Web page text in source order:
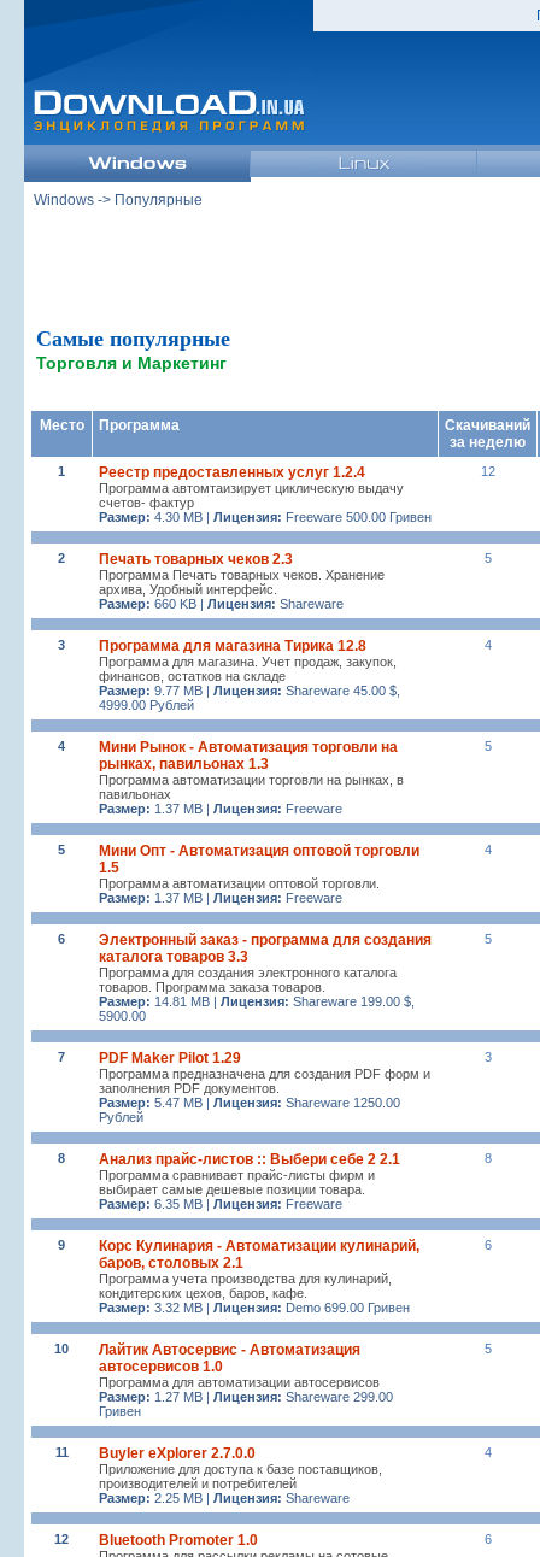
Windows -> Популярные
Самые популярные
Торговля и Маркетинг
Место Программа
Скачиваний
за неделю
1 Реестр предоставленных услуг 1.2.4
Программа автомтаизирует циклическую выдачу
счетов- фактур
Размер: 4.30 MB | Лицензия: Freeware 500.00 Гривен
12
2 Печать товарных чеков 2.3
Программа Печать товарных чеков. Хранение
архива, Удобный интерфейс.
Размер: 660 KB | Лицензия: Shareware
5
3 Программа для магазина Тирика 12.8
Программа для магазина. Учет продаж, закупок,
финансов, остатков на складе
Размер: 9.77 MB | Лицензия: Shareware 45.00 $,
4999.00 Рублей
4
4
Мини Рынок - Автоматизация торговли на
рынках, павильонах 1.3
Программа автоматизации торговли на рынках, в
павильонах
Размер: 1.37 MB | Лицензия: Freeware
5
5
Мини Опт - Автоматизация оптовой торговли
1.5
Программа автоматизации оптовой торговли.
Размер: 1.37 MB | Лицензия: Freeware
4
6
Электронный заказ - программа для создания
каталога товаров 3.3
Программа для создания электронного каталога
товаров. Программа заказа товаров.
Размер: 14.81 MB | Лицензия: Shareware 199.00 $,
5900.00
5
7 PDF Maker Pilot 1.29
Программа предназначена для создания PDF форм и
заполнения PDF документов.
Размер: 5.47 MB | Лицензия: Shareware 1250.00
Рублей
3
8 Анализ прайс-листов :: Выбери себе 2 2.1
Программа сравнивает прайс-листы фирм и
выбирает самые дешевые позиции товара.
Размер: 6.35 MB | Лицензия: Freeware
8
9
Корс Кулинария - Автоматизации кулинарий,
баров, столовых 2.1
Программа учета производства для кулинарий,
кондитерских цехов, баров, кафе.
Размер: 3.32 MB | Лицензия: Demo 699.00 Гривен
6
10
Лайтик Автосервис - Автоматизация
автосервисов 1.0
Программа для автоматизации автосервисов
Размер: 1.27 MB | Лицензия: Shareware 299.00
Гривен
5
11 Buyler eXplorer 2.7.0.0
Приложение для доступа к базе поставщиков,
производителей и потребителей
Размер: 2.25 MB | Лицензия: Shareware
4
12 Bluetooth Promoter 1.0 6